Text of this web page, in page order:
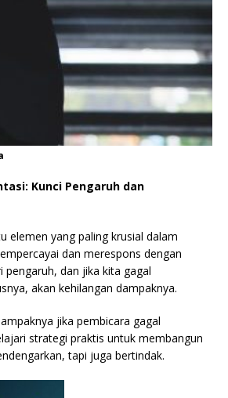
Kunci Pengaruh dan
elemen yang paling krusial dalam
dan merespons dengan
pengaruh, dan jika kita gagal
akan kehilangan dampaknya.
jika pembicara gagal
strategi praktis untuk membangun
tapi juga bertindak.